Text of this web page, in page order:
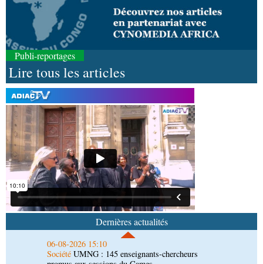
Publi-reportages
Lire tous les articles
Dernières actualités
06-08-2026 16:37
SociétéDiaspora : rencontre des Congolais de
l'étranger à Brazzaville
06-08-2026 15:29
ÉconomieAgriculture : Denis Sassou N'Guesso
lance la deuxième édition de la Grande foire
agricole du Congo
06-08-2026 15:10
UMNG : 145 enseignants-chercheurs
promus aux sessions du Cames
06-08-2026 15:03
Art-Culture-Média9e Grande rentrée littéraire de